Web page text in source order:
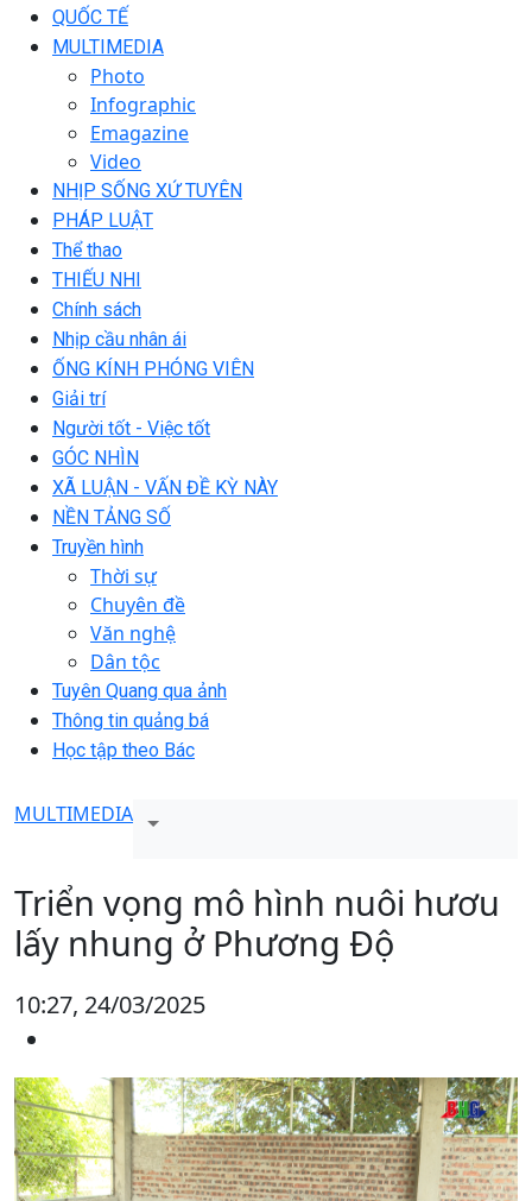
QUỐC TẾ
MULTIMEDIA
Photo
Infographic
Emagazine
Video
NHỊP SỐNG XỨ TUYÊN
PHÁP LUẬT
Thể thao
THIẾU NHI
Chính sách
Nhịp cầu nhân ái
ỐNG KÍNH PHÓNG VIÊN
Giải trí
Người tốt - Việc tốt
GÓC NHÌN
XÃ LUẬN - VẤN ĐỀ KỲ NÀY
NỀN TẢNG SỐ
Truyền hình
Thời sự
Chuyên đề
Văn nghệ
Dân tộc
Tuyên Quang qua ảnh
Thông tin quảng bá
Học tập theo Bác
MULTIMEDIA
Triển vọng mô hình nuôi hươu
lấy nhung ở Phương Độ
10:27, 24/03/2025